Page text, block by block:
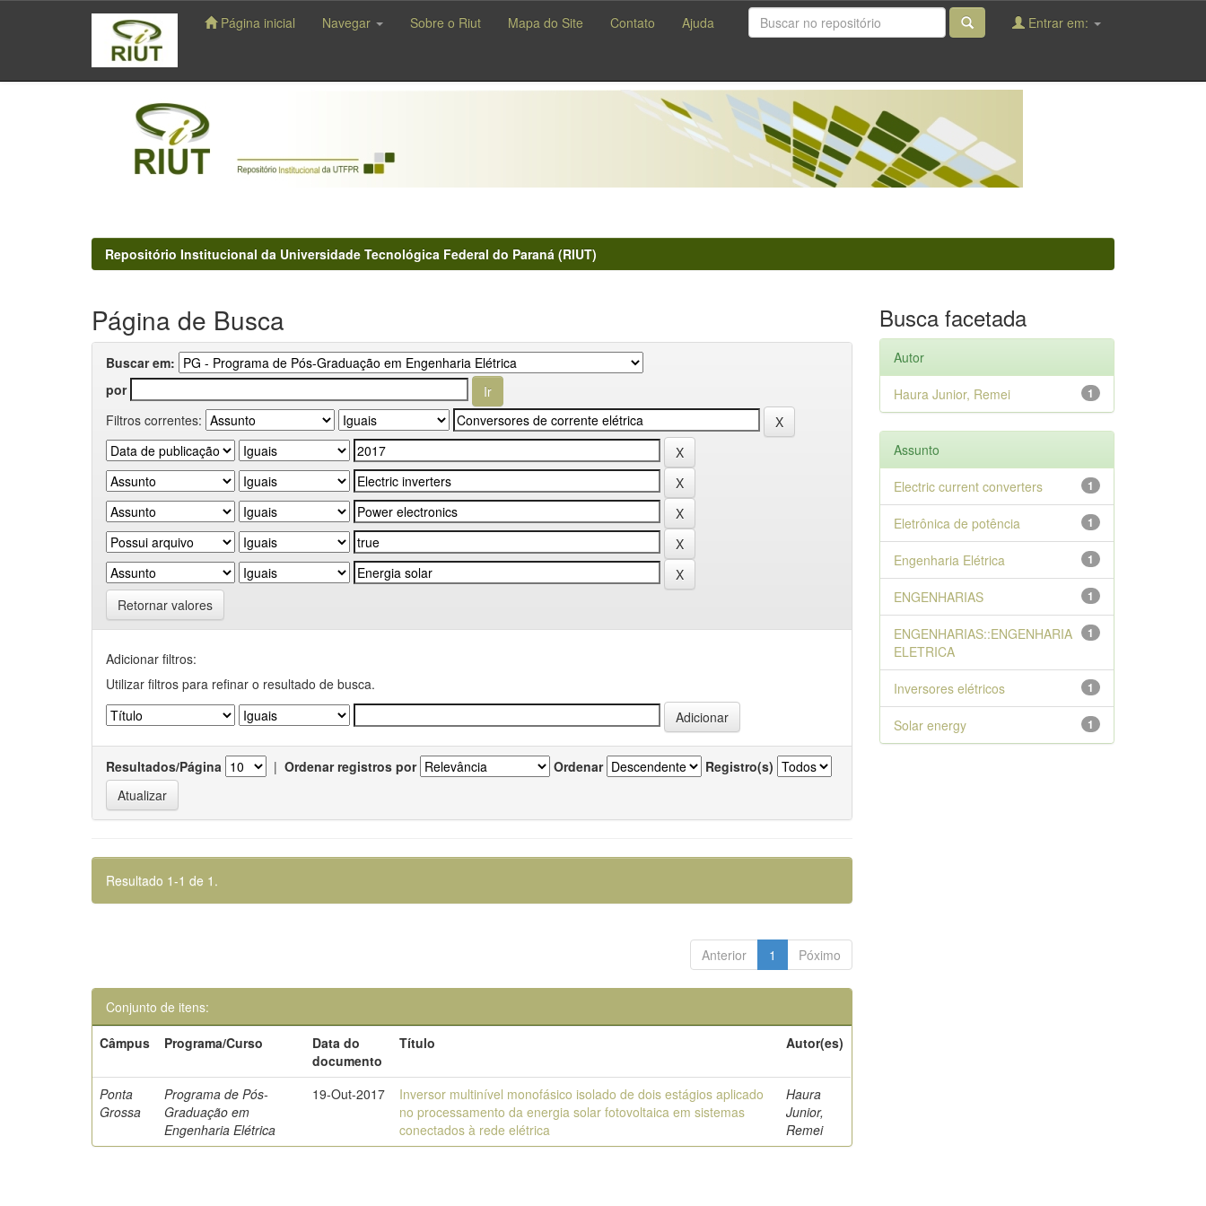
navigation
Página inicial Navegar Sobre o Riut Mapa do Site Contato Ajuda Entrar em:
Repositório Institucional da Universidade Tecnológica Federal do Paraná (RIUT)
Página de Busca
Buscar em:
por
Filtros correntes:
Retornar valores
Adicionar filtros:
Utilizar filtros para refinar o resultado de busca.
Resultados/Página | Ordenar registros por Ordenar Registro(s)
Resultado 1-1 de 1.
Anterior 1 Póximo
Conjunto de itens:
Câmpus
Programa/Curso
Data do
documento
Título Autor(es)
Ponta
Grossa
Programa de Pós-
Graduação em
Engenharia Elétrica
19-Out-2017
Inversor multinível monofásico isolado de dois estágios aplicado
no processamento da energia solar fotovoltaica em sistemas
conectados à rede elétrica
Haura
Junior,
Remei
Busca facetada
Autor
1
Haura Junior, Remei
Assunto
1
Electric current converters
1
Eletrônica de potência
1
Engenharia Elétrica
1
ENGENHARIAS
1
ENGENHARIAS::ENGENHARIA
ELETRICA
1
Inversores elétricos
1
Solar energy